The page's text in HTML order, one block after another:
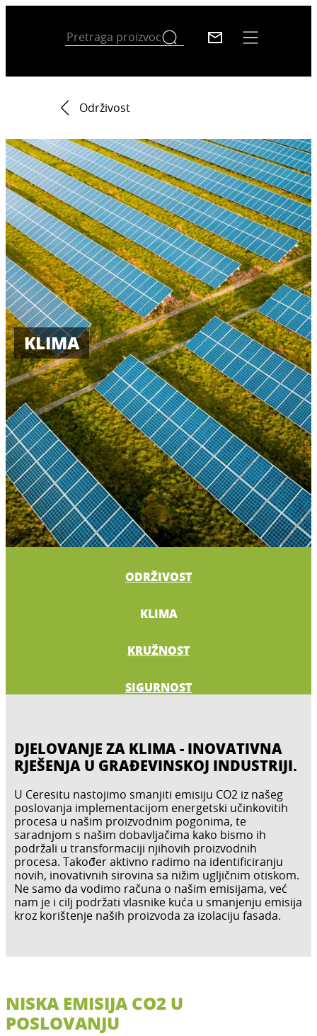
Održivost
KLIMA
ODRŽIVOST
KLIMA
KRUŽNOST
SIGURNOST
DJELOVANJE ZA KLIMA - INOVATIVNA
RJEŠENJA U GRAĐEVINSKOJ INDUSTRIJI.
U Ceresitu nastojimo smanjiti emisiju CO2 iz našeg
poslovanja implementacijom energetski učinkovitih
procesa u našim proizvodnim pogonima, te
saradnjom s našim dobavljačima kako bismo ih
podržali u transformaciji njihovih proizvodnih
procesa. Također aktivno radimo na identificiranju
novih, inovativnih sirovina sa nižim ugljičnim otiskom.
Ne samo da vodimo računa o našim emisijama, već
nam je i cilj podržati vlasnike kuća u smanjenju emisija
kroz korištenje naših proizvoda za izolaciju fasada.
NISKA EMISIJA CO2 U
POSLOVANJU